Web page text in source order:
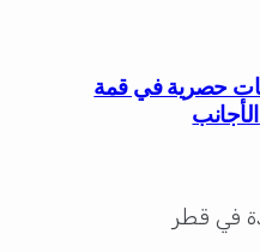
حصرية في قمة